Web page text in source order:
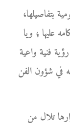
بتفاصيلها،
عليها ؛ ويا
فنية واعية
في شؤون الفن
تلال من